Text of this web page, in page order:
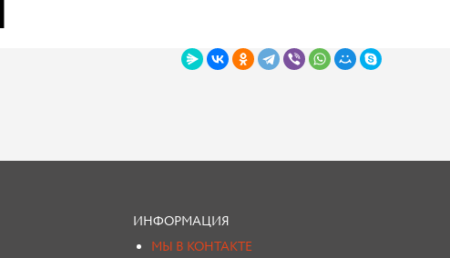
ИНФОРМАЦИЯ
МЫ В КОНТАКТЕ